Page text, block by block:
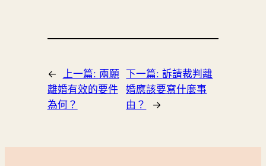
← 上一篇: 兩願
離婚有效的要件
為何？
下一篇:訴請裁判離
婚應該要寫什麼事
由？
→